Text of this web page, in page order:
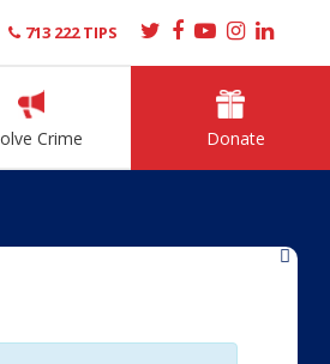
Crime Donate
713 222 TIPS